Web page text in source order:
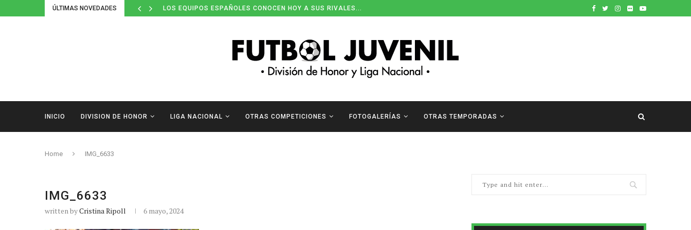
ÚLTIMAS NOVEDADES LOS EQUIPOS ESPAÑOLES CONOCEN HOY A SUS RIVALES...
INICIO DIVISION DE HONOR LIGA NACIONAL OTRAS COMPETICIONES FOTOGALERÍAS OTRAS TEMPORADAS
Home IMG_6633
IMG_6633
written byCristina Ripoll 6 mayo, 2024